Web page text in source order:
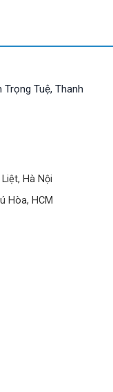
Tuệ, Thanh
Hà Nội
Hòa, HCM